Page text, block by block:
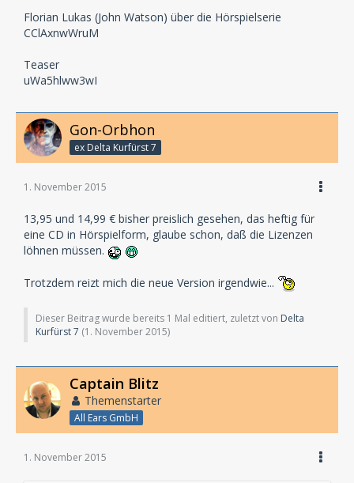
Florian Lukas (John Watson) über die Hörspielserie
CClAxnwWruM
Teaser
uWa5hlww3wI
Gon-Orbhon
ex Delta Kurfürst 7
1. November 2015
13,95 und 14,99 € bisher preislich gesehen, das heftig für
eine CD in Hörspielform, glaube schon, daß die Lizenzen
löhnen müssen.
Trotzdem reizt mich die neue Version irgendwie...
Dieser Beitrag wurde bereits 1 Mal editiert, zuletzt von Delta
Kurfürst 7 (1. November 2015)
Captain Blitz
Themenstarter
All Ears GmbH
1. November 2015